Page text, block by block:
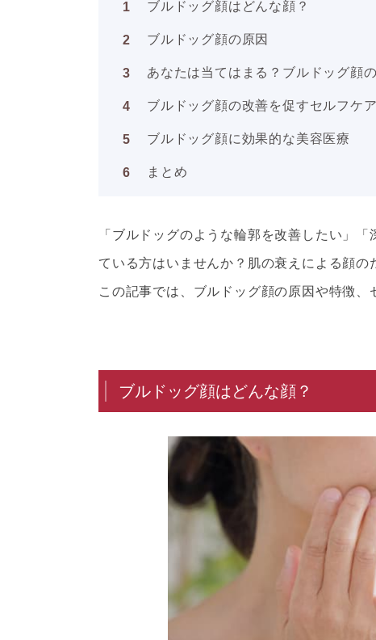
ブルドッグ顔はどんな顔？
ブルドッグ顔の原因
あなたは当てはまる？ブルドッグ顔
ブルドッグ顔の改善を促すセルフケア
ブルドッグ顔に効果的な美容医療
まとめ
「ブルドッグのような輪郭を改善したい」
ている方はいませんか？肌の衰えによる顔の
この記事では、ブルドッグ顔の原因や特徴、
ブルドッグ顔はどんな顔？